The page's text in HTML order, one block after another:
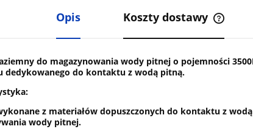
Opis Koszty dostawy
do magazynowania wody pitnej o pojemności
dedykowanego do kontaktu z wodą pitną.
z materiałów dopuszczonych do kontaktu z wodą
wody pitnej.